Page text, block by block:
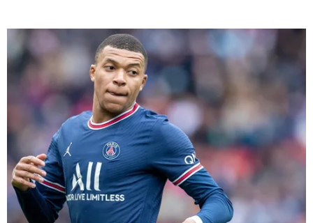
LA LIGA
LIGUE 1
CHAMPIONS LEAGUE
FUTEBOL EUROPEU
SOMOS FANÁTICOS PORTUGAL
SOMOS FANÁTICOS ANGOLA
SOMOS FANÁTICOS MOÇAMBIQUE
CONTATO
ESCREVA NO FANÁTICOS
FUTBOLCENTROAMERICA
REDGOL
APOSTAS
TERMOS E CONDIÇÕES
POLÍTICA DE PRIVACIDADE
POLÍTICA DE COOKIES
POLÍTICA EDITORIAL AD CHOICES